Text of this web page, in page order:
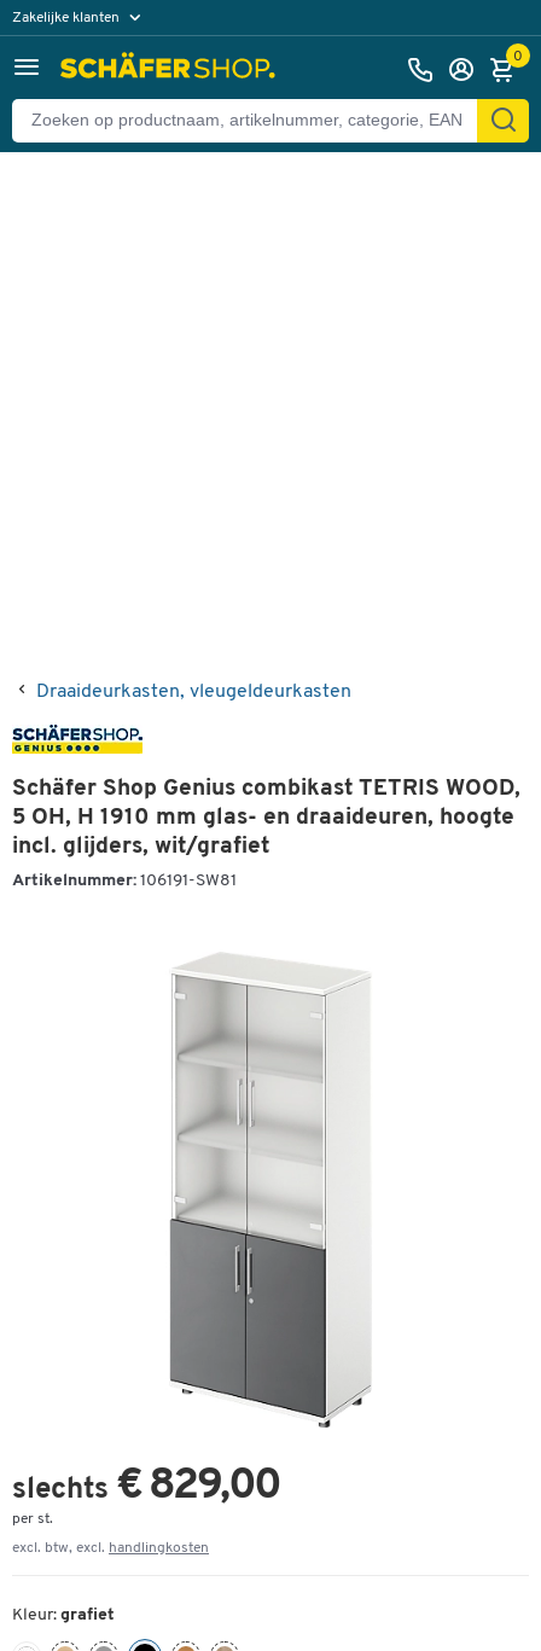
Zakelijke klanten
Particuliere klanten 0
Draaideurkasten, vleugeldeurkasten
Schäfer Shop Genius combikast TETRIS WOOD,
5 OH, H 1910 mm glas- en draaideuren, hoogte
incl. glijders, wit/grafiet
Artikelnummer: 106191-SW81
slechts € 829,00
per st.
excl. btw, excl. handlingkosten
Kleur: grafiet
Terug